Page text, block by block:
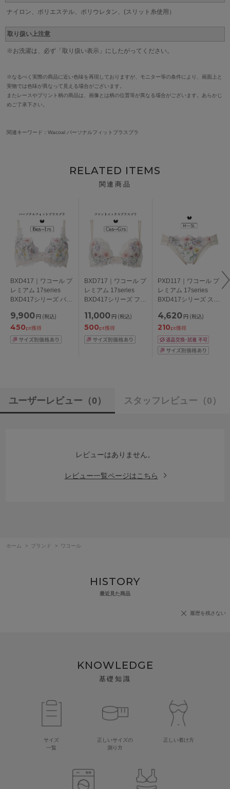
ナイロン、ポリエステル、ポリウレタン、(スリット糸使用）
取り扱い上注意
※お洗濯は、必ず「取り扱い表示」にしたがってください。
※なるべく実際の商品に近い色味を再現しておりますが、モニター等の条件により、画面上と
実物では色味が異なって見える場合がございます。
またレースやプリント柄の商品は、画像とは柄の位置等が異なる場合がございます。あらかじ
めご了承下さい。
関連キーワード：Wacoal パーソナルフィットプラスブラ
RELATED ITEMS
関連商品
BXD417｜ワコール プ
レミアム 17series
BXD417シリーズ パー
ブラ ブラジャー単品
BCDEFGHIカップ ア
ンダー
65/70/75/80/85cm
9,900 円 (税込)
450pt獲得
BXD717｜ワコール プ
レミアム 17series
BXD417シリーズ フロ
ラ ブラジャー単品
CDEFGカップ アンダ
ー65/70/75cm
11,000 円 (税込)
500pt獲得
PXD117｜ワコール プ
レミアム 17series
BXD417シリーズ スタ
M/L/LL/3L
4,620 円 (税込)
210pt獲得
ユーザーレビュー （0） スタッフレビュー （0）
レビューはありません。
レビュー一覧ページはこちら
ホーム > ブランド > ワコール
HISTORY
最近見た商品
履歴を残さない
KNOWLEDGE
基礎知識
サイズ
一覧
正しいサイズの
測り方
正しい着け方